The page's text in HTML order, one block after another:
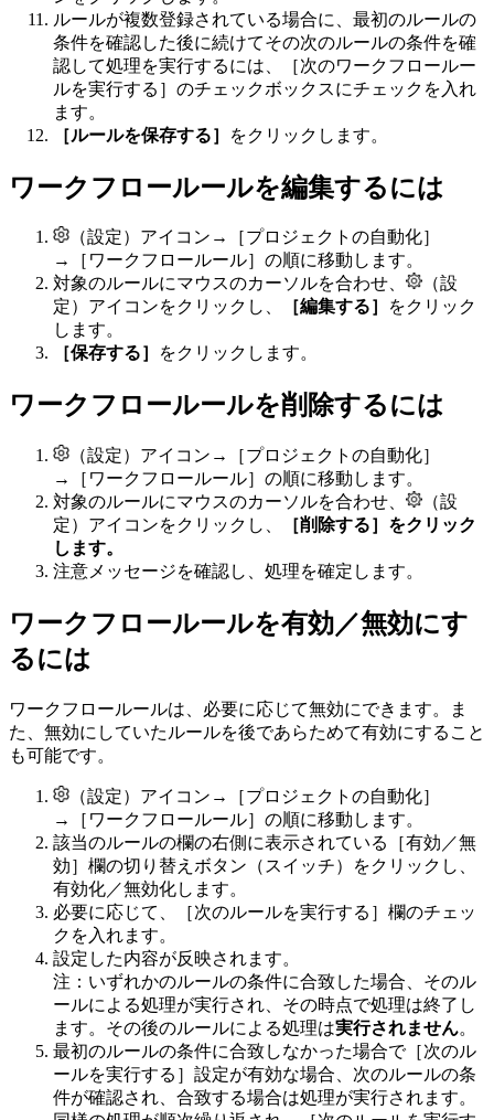
ルールが複数登録されている場合に、最初のルールの
条件を確認した後に続けてその次のルールの条件を確
認して処理を実行するには、［次のワークフロールー
ルを実行する］のチェックボックスにチェックを入れ
ます。
［ルールを保存する］
をクリックします。
ワークフロールールを編集するには
（設定）アイコン→［プロジェクトの自動化］
→［ワークフロールール］の順に移動します。
対象のルールにマウスのカーソルを合わせ、
（設
定）アイコンをクリックし、
［編集する］
をクリック
します。
［保存する］
をクリックします。
ワークフロールールを削除するには
（設定）アイコン→［プロジェクトの自動化］
→［ワークフロールール］の順に移動します。
対象のルールにマウスのカーソルを合わせ、
（設
定）アイコンをクリックし、
［削除する］をクリック
します。
注意メッセージを確認し、処理を確定します。
ワークフロールールを有効／無効にす
るには
ワークフロールールは、必要に応じて無効にできます。ま
た、無効にしていたルールを後であらためて有効にすること
も可能です。
（設定）アイコン→［プロジェクトの自動化］
→［ワークフロールール］の順に移動します。
該当のルールの欄の右側に表示されている［有効／無
効］欄の切り替えボタン（スイッチ）をクリックし、
有効化／無効化します。
必要に応じて、［次のルールを実行する］欄のチェッ
クを入れます。
設定した内容が反映されます。
注：いずれかのルールの条件に合致した場合、そのル
ールによる処理が実行され、その時点で処理は終了し
ます。その後のルールによる処理は実行されません。
最初のルールの条件に合致しなかった場合で［次のル
ールを実行する］設定が有効な場合、次のルールの条
件が確認され、合致する場合は処理が実行されます。